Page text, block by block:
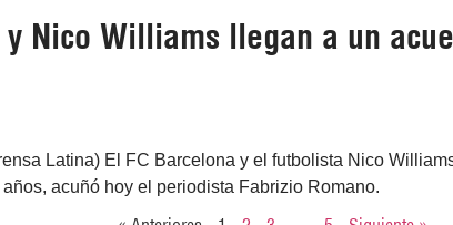
y Nico Williams llegan a un
Latina) El FC Barcelona y el futbolista Nico
años, acuñó hoy el periodista Fabrizio Romano.